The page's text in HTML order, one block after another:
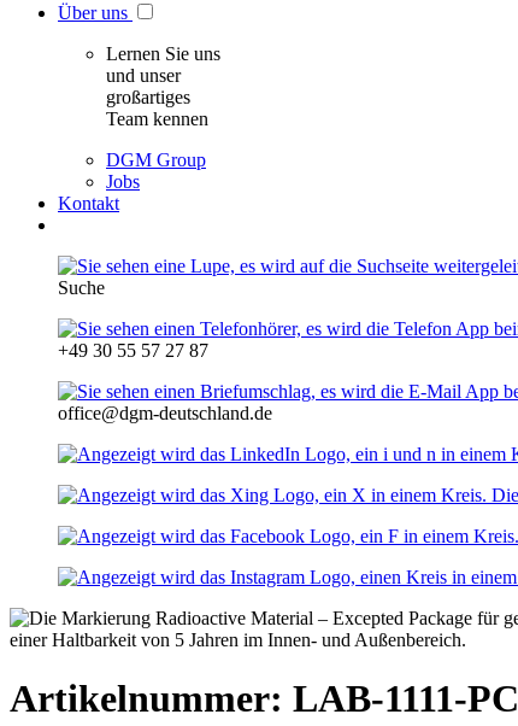
Über uns
Lernen Sie uns
und unser
großartiges
Team kennen
DGM Group
Jobs
Kontakt
Suche
+49 30 55 57 27 87
office@dgm-deutschland.de
Artikelnummer: LAB-1111-PC